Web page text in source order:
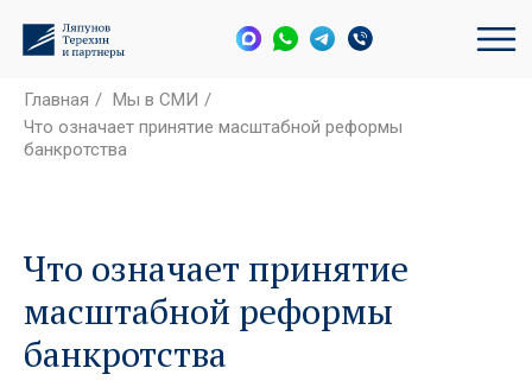
Главная / Мы в СМИ /
Что означает принятие масштабной реформы
банкротства
Что означает принятие
масштабной реформы
банкротства